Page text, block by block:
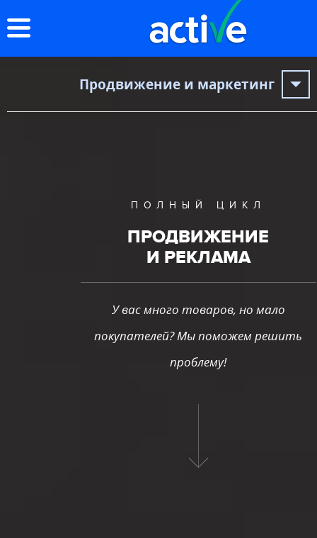
ПРОЕКТИРОВАНИЕ И
РАЗРАБОТКА
БЛОГ
КОНТАКТЫ
Продвижение и маркетинг
ПОЛНЫЙ ЦИКЛ
ПРОДВИЖЕНИЕ
И РЕКЛАМА
У вас много товаров, но мало
покупателей? Мы поможем решить
проблему!